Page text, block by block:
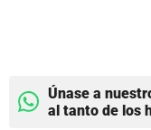
Únase a
al tanto de los